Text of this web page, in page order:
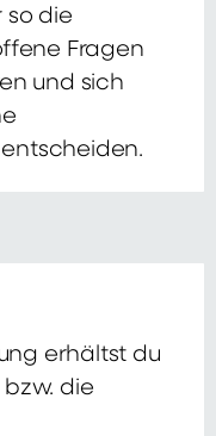
so die
Fragen
und sich
erhältst du
die